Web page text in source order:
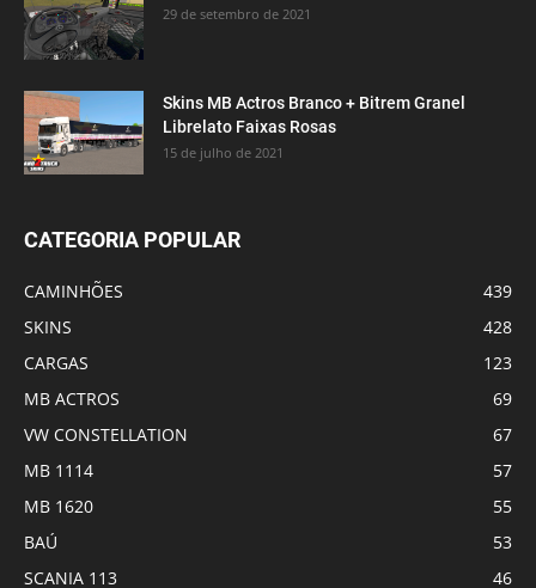
29 de setembro de 2021
Skins MB Actros Branco + Bitrem Granel
Librelato Faixas Rosas
15 de julho de 2021
CATEGORIA POPULAR
CAMINHÕES
439
SKINS
428
CARGAS
123
MB ACTROS
69
VW CONSTELLATION
67
MB 1114
57
MB 1620
55
BAÚ
53
SCANIA 113
46